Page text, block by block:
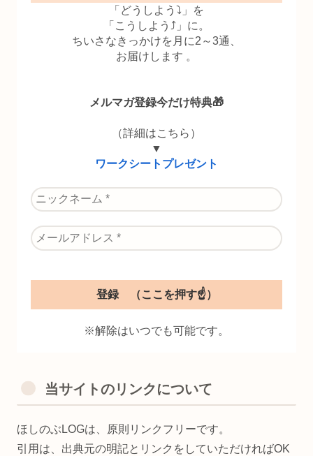
「どうしよう⤵」を
「こうしよう⤴」に。
ちいさなきっかけを月に2～3通、
お届けします 。
メルマガ登録今だけ特典🎁
（詳細はこちら）
▼
ワークシートプレゼント
※解除はいつでも可能です。
当サイトのリンクについて
ほしのぶLOGは、原則リンクフリーです。
引用は、出典元の明記とリンクをしていただければOK